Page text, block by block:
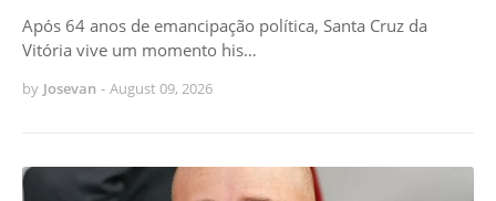
Após 64 anos de emancipação política, Santa Cruz da
Vitória vive um momento his…
by Josevan - August 09, 2026